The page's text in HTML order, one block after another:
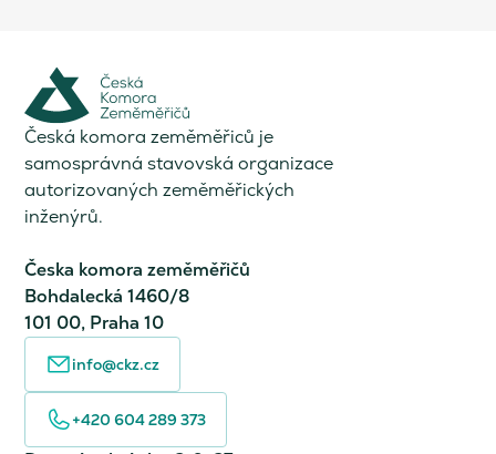
Česká komora zeměměřiců je
samosprávná stavovská organizace
autorizovaných zeměměřických
inženýrů.
Česka komora zeměměřičů
Bohdalecká 1460/8
101 00, Praha 10
info@ckz.cz
+420 604 289 373